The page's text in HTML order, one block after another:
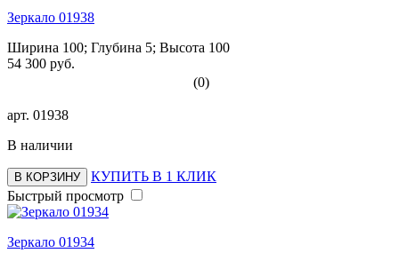
Зеркало 01938
Ширина 100; Глубина 5; Высота 100
54 300 руб.
(0)
арт. 01938
В наличии
В КОРЗИНУ
КУПИТЬ В 1 КЛИК
Быстрый просмотр
Зеркало 01934